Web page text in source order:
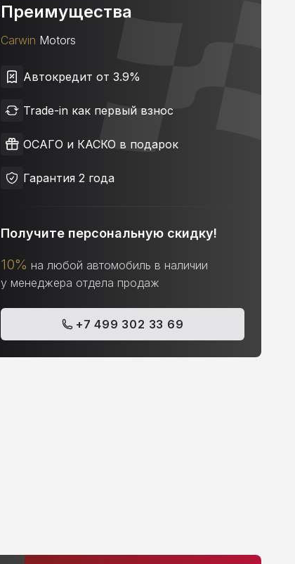
Преимущества
Carwin Motors
Автокредит от 3.9%
Trade-in как первый взнос
ОСАГО и КАСКО в подарок
Гарантия 2 года
Получите персональную скидку!
10% на любой автомобиль в наличии
у менеджера отдела продаж
+7 499 302 33 69